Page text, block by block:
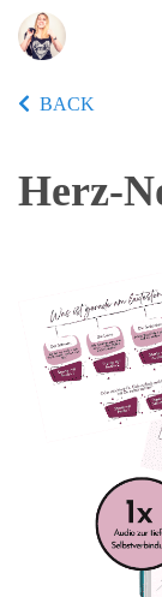
BACK
Herz-